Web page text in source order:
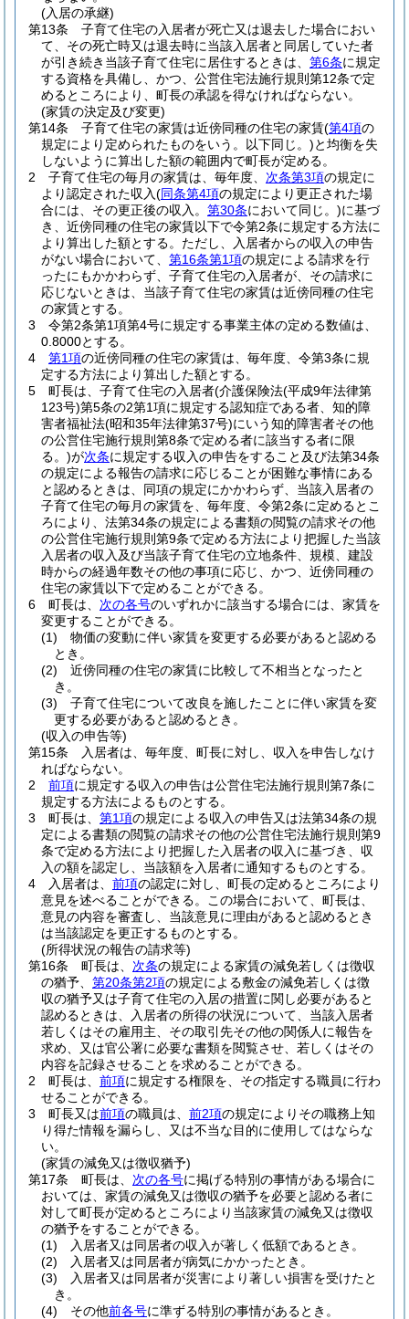
(入居の承継)
第13条
子育て住宅の入居者が死亡又は退去した場合におい
て、その死亡時又は退去時に当該入居者と同居していた者
が引き続き当該子育て住宅に居住するときは、 第6条に規定
する資格を具備し、かつ、公営住宅法施行規則第12条で定
めるところにより、町長の承認を得なければならない。
(家賃の決定及び変更)
第14条
子育て住宅の家賃は近傍同種の住宅の家賃(第4項の
規定により定められたものをいう。以下同じ。)と均衡を失
しないように算出した額の範囲内で町長が定める。
2
子育て住宅の毎月の家賃は、毎年度、 次条第3項の規定に
より認定された収入(同条第4項の規定により更正された場
合には、その更正後の収入。 第30条において同じ。)に基づ
き、近傍同種の住宅の家賃以下で令第2条に規定する方法に
より算出した額とする。 ただし、入居者からの収入の申告
がない場合において、 第16条第1項の規定による請求を行
ったにもかかわらず、子育て住宅の入居者が、その請求に
応じないときは、当該子育て住宅の家賃は近傍同種の住宅
の家賃とする。
3
令第2条第1項第4号に規定する事業主体の定める数値は、
0.8000とする。
4
第1項の近傍同種の住宅の家賃は、毎年度、令第3条に規
定する方法により算出した額とする。
5
町長は、子育て住宅の入居者(介護保険法(平成9年法律第
123号)第5条の2第1項に規定する認知症である者、知的障
害者福祉法(昭和35年法律第37号)にいう知的障害者その他
の公営住宅施行規則第8条で定める者に該当する者に限
る。)が次条に規定する収入の申告をすること及び法第34条
の規定による報告の請求に応じることが困難な事情にある
と認めるときは、同項の規定にかかわらず、当該入居者の
子育て住宅の毎月の家賃を、毎年度、令第2条に定めるとこ
ろにより、法第34条の規定による書類の閲覧の請求その他
の公営住宅施行規則第9条で定める方法により把握した当該
入居者の収入及び当該子育て住宅の立地条件、規模、建設
時からの経過年数その他の事項に応じ、かつ、近傍同種の
住宅の家賃以下で定めることができる。
6
町長は、 次の各号のいずれかに該当する場合には、家賃を
変更することができる。
(1)
物価の変動に伴い家賃を変更する必要があると認める
とき。
(2)
近傍同種の住宅の家賃に比較して不相当となったと
き。
(3)
子育て住宅について改良を施したことに伴い家賃を変
更する必要があると認めるとき。
(収入の申告等)
第15条
入居者は、毎年度、町長に対し、収入を申告しなけ
ればならない。
2
前項に規定する収入の申告は公営住宅法施行規則第7条に
規定する方法によるものとする。
3
町長は、 第1項の規定による収入の申告又は法第34条の規
定による書類の閲覧の請求その他の公営住宅法施行規則第9
条で定める方法により把握した入居者の収入に基づき、収
入の額を認定し、当該額を入居者に通知するものとする。
4
入居者は、 前項の認定に対し、町長の定めるところにより
意見を述べることができる。
この場合において、町長は、
意見の内容を審査し、当該意見に理由があると認めるとき
は当該認定を更正するものとする。
(所得状況の報告の請求等)
第16条
町長は、 次条の規定による家賃の減免若しくは徴収
の猶予、 第20条第2項の規定による敷金の減免若しくは徴
収の猶予又は子育て住宅の入居の措置に関し必要があると
認めるときは、入居者の所得の状況について、当該入居者
若しくはその雇用主、その取引先その他の関係人に報告を
求め、又は官公署に必要な書類を閲覧させ、若しくはその
内容を記録させることを求めることができる。
2
町長は、 前項に規定する権限を、その指定する職員に行わ
せることができる。
3
町長又は前項の職員は、 前2項の規定によりその職務上知
り得た情報を漏らし、又は不当な目的に使用してはならな
い。
(家賃の減免又は徴収猶予)
第17条
町長は、 次の各号に掲げる特別の事情がある場合に
おいては、家賃の減免又は徴収の猶予を必要と認める者に
対して町長が定めるところにより当該家賃の減免又は徴収
の猶予をすることができる。
(1)
入居者又は同居者の収入が著しく低額であるとき。
(2)
入居者又は同居者が病気にかかったとき。
(3)
入居者又は同居者が災害により著しい損害を受けたと
き。
(4)
その他前各号に準ずる特別の事情があるとき。